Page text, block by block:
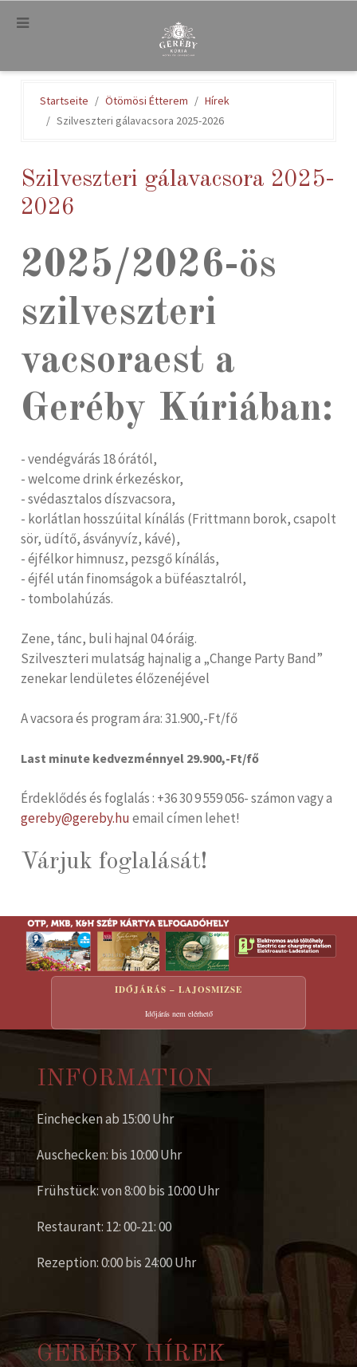
.
Startseite Ötömösi Étterem
Hírek
Szilveszteri gálavacsora 2025-2026
Szilveszteri gálavacsora 2025-
2026
2025/2026-ös
szilveszteri
vacsoraest a
Geréby Kúriában:
- vendégvárás 18 órától,
- welcome drink érkezéskor,
- svédasztalos díszvacsora,
- korlátlan hosszúital kínálás (Frittmann borok, csapolt
sör, üdítő, ásványvíz, kávé),
- éjfélkor himnusz, pezsgő kínálás,
- éjfél után finomságok a büféasztalról,
- tombolahúzás.
Zene, tánc, buli hajnal 04 óráig.
Szilveszteri mulatság hajnalig a „Change Party Band”
zenekar lendületes élőzenéjével
A vacsora és program ára: 31.900,-Ft/fő
Last minute kedvezménnyel 29.900,-Ft/fő
Érdeklődés és foglalás : +36 30 9 559 056- számon vagy a
gereby@gereby.huemail címen lehet!
Várjuk foglalását!
IDŐJÁRÁS – LAJOSMIZSE
Időjárás nem elérhető
INFORMATION
Einchecken ab 15:00 Uhr
Auschecken: bis 10:00 Uhr
Frühstück: von 8:00 bis 10:00 Uhr
Restaurant: 12: 00-21: 00
Rezeption: 0:00 bis 24:00 Uhr
GERÉBY HÍREK